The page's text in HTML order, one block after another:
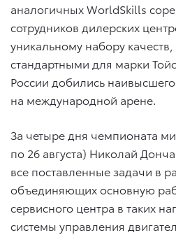
аналогичных WorldSkills
сотрудников дилерских
уникальному набору
стандартными для марки
России добились наивысшего
на международной арене.
За четыре дня чемпионата
по 26 августа) Николай
все поставленные задачи в
объединяющих основную
сервисного центра в таких
системы управления